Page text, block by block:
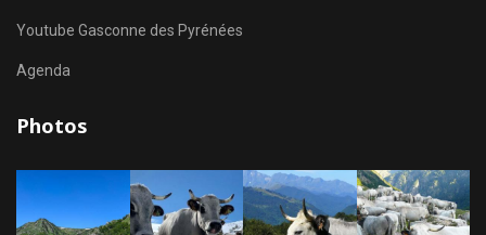
Youtube Gasconne des Pyrénées
Agenda
Photos